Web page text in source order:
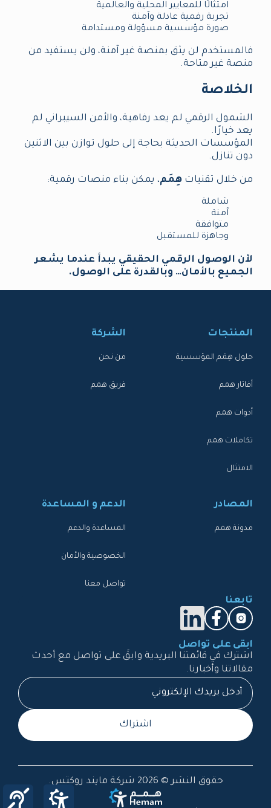
امتثالًا للمعايير المحلية والعالمية
تجربة رقمية عادلة وآمنة
صورة مؤسسية مسؤولة ومستدامة
فالمستخدم لن يثق بمنصة غير آمنة، ولن يستفيد من
منصة غير متاحة.
الخلاصة
الشمول الرقمي لم يعد رفاهية، والأمن السيبراني لم
يعد خيارًا.
المؤسسات الحديثة بحاجة إلى حلول توازن بين الاثنين
دون تنازل.
من خلال تقنيات هِمَم، يمكن بناء منصات رقمية:
شاملة
آمنة
متوافقة
وجاهزة للمستقبل
لأن الوصول الرقمي الحقيقي يبدأ عندما يشعر
الجميع بالأمان… وبالقدرة على الوصول.
المنتجات
حلول هِمَم المؤسسية
أفاتار همم
أدوات همم
تكاملات همم
الامتثال
الشركة
من نحن
فريق همم
المصادر
مدونة همم
الدعم و المساعدة
المساعدة والدعم
الخصوصية والأمان
تواصل معنا
تابعنا
ابقى على تواصل
اشترك في قائمتنا البريدية وابقَ على تواصل مع أحدث
مقالاتنا وأخبارنا.
اشتراك
حقوق النشر © 2026 شركة مايند روكتس.